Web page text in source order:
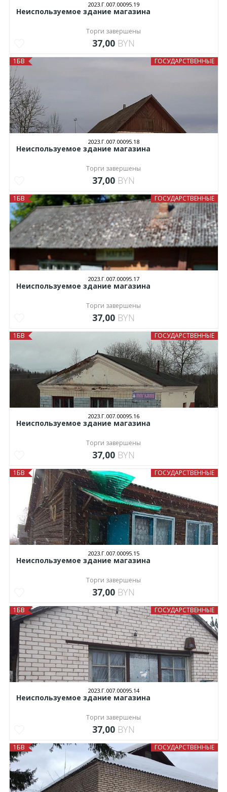
2023.Г.007.00095.19
Неиспользуемое здание магазина
Торги завершены
37,00 BYN
ГОСУДАРСТВЕННЫЕ
1БВ
2023.Г.007.00095.18
Неиспользуемое здание магазина
Торги завершены
37,00 BYN
ГОСУДАРСТВЕННЫЕ
1БВ
2023.Г.007.00095.17
Неиспользуемое здание магазина
Торги завершены
37,00 BYN
ГОСУДАРСТВЕННЫЕ
1БВ
2023.Г.007.00095.16
Неиспользуемое здание магазина
Торги завершены
37,00 BYN
ГОСУДАРСТВЕННЫЕ
1БВ
2023.Г.007.00095.15
Неиспользуемое здание магазина
Торги завершены
37,00 BYN
ГОСУДАРСТВЕННЫЕ
1БВ
2023.Г.007.00095.14
Неиспользуемое здание магазина
Торги завершены
37,00 BYN
ГОСУДАРСТВЕННЫЕ
1БВ